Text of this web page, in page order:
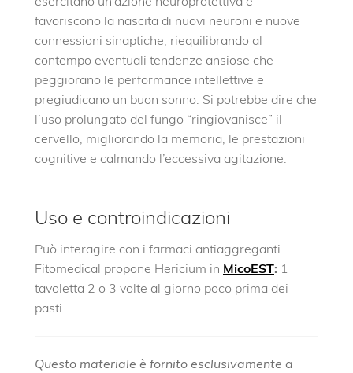
favoriscono la nascita di nuovi neuroni e nuove
connessioni sinaptiche, riequilibrando al
contempo eventuali tendenze ansiose che
peggiorano le performance intellettive e
pregiudicano un buon sonno. Si potrebbe dire che
l’uso prolungato del fungo “ringiovanisce” il
cervello, migliorando la memoria, le prestazioni
cognitive e calmando l’eccessiva agitazione.
Uso e controindicazioni
Può interagire con i farmaci antiaggreganti.
Fitomedical propone Hericium in MicoEST: 1
tavoletta 2 o 3 volte al giorno poco prima dei
pasti.
Questo materiale è fornito esclusivamente a